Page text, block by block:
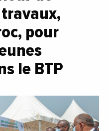
pour
le BTP